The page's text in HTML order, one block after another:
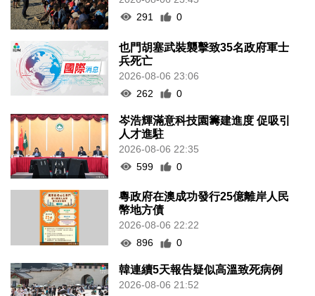
291
0
也門胡塞武裝襲擊致35名政府軍士
兵死亡
2026-08-06 23:06
262
0
岑浩輝滿意科技園籌建進度 促吸引
人才進駐
2026-08-06 22:35
599
0
粵政府在澳成功發行25億離岸人民
幣地方債
2026-08-06 22:22
896
0
韓連續5天報告疑似高溫致死病例
2026-08-06 21:52